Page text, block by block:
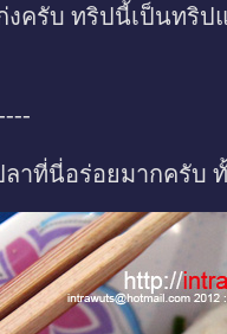
ก่งครับ ทริปนี้เป็นท
ลาที่นี่อร่อยมากครั